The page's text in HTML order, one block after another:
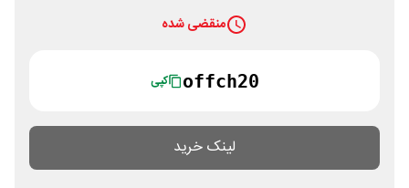
منقضی شده
offch20 کپی
لینک خرید